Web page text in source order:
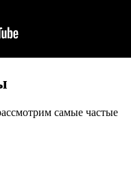
самые частые